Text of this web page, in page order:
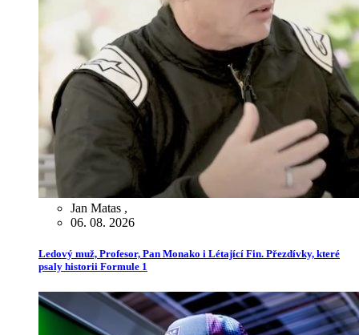
Jan Matas ,
06. 08. 2026
Ledový muž, Profesor, Pan Monako i Létající Fin. Přezdívky, které
psaly historii Formule 1